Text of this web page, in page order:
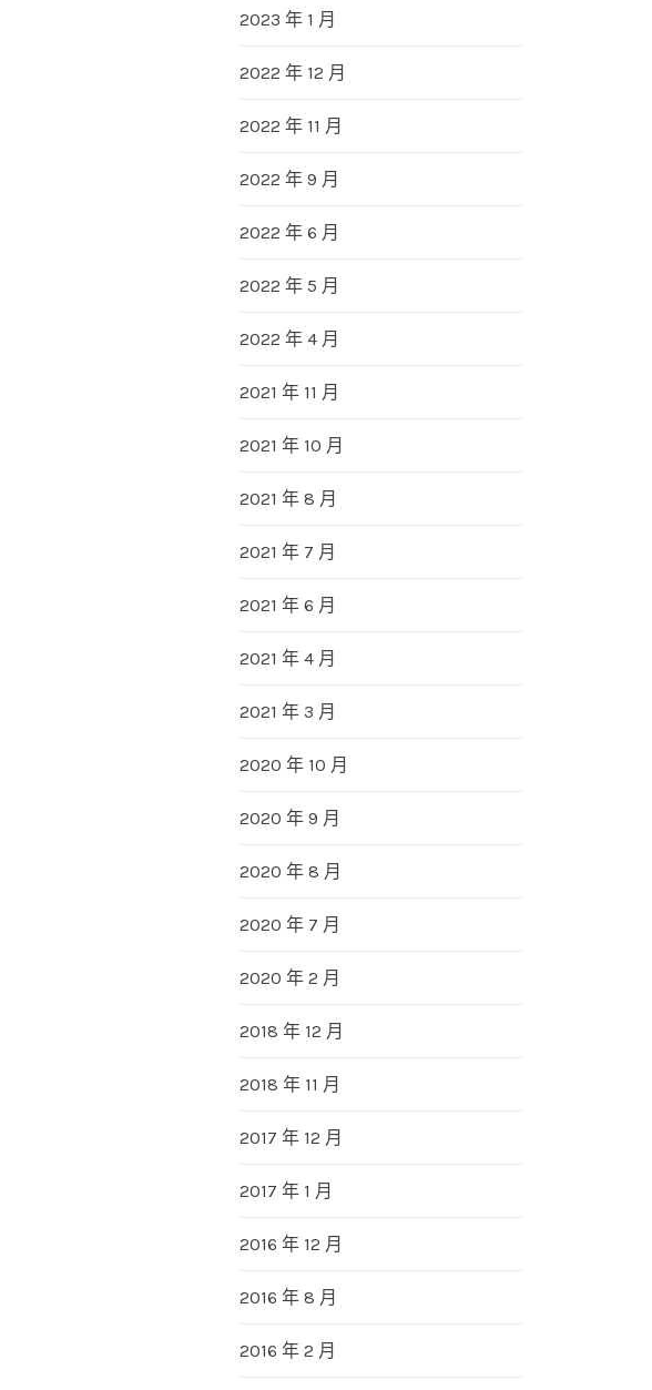
2023 年 1 月
2022 年 12 月
2022 年 11 月
2022 年 9 月
2022 年 6 月
2022 年 5 月
2022 年 4 月
2021 年 11 月
2021 年 10 月
2021 年 8 月
2021 年 7 月
2021 年 6 月
2021 年 4 月
2021 年 3 月
2020 年 10 月
2020 年 9 月
2020 年 8 月
2020 年 7 月
2020 年 2 月
2018 年 12 月
2018 年 11 月
2017 年 12 月
2017 年 1 月
2016 年 12 月
2016 年 8 月
2016 年 2 月